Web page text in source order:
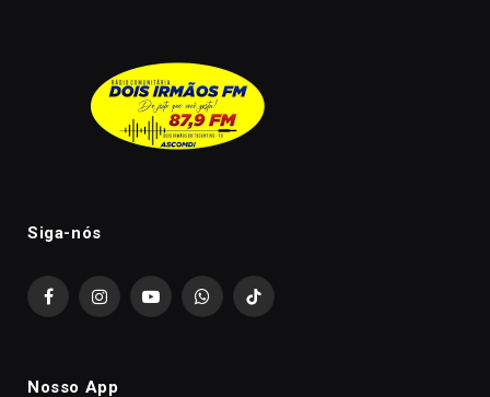
Siga-nós
FacebookInstagramYouTubeWhatsAppTikTok
Nosso App